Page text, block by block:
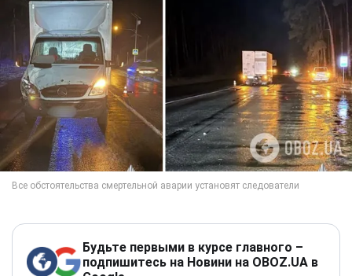
Будьте первыми в курсе главного –
подпишитесь на Новини на OBOZ.UA в